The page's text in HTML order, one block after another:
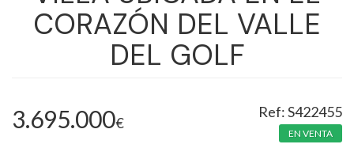
CORAZÓN DEL VALLE
DEL GOLF
3.695.000€
S422455
EN VENTA